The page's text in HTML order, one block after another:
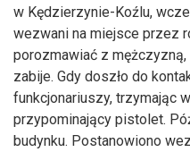
w Kędzierzynie-Koźlu,
wezwani na miejsce przez
porozmawiać z
zabije. Gdy doszło do
funkcjonariuszy, trzymając
przypominający pistolet.
budynku. Postanowiono